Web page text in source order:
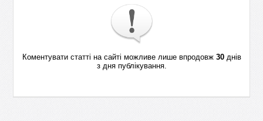
Коментувати статті на сайті можливе лише впродовж 30днів
з дня публікування.